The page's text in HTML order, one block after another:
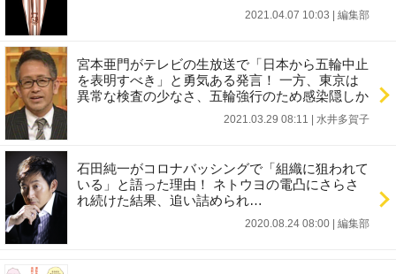
2021.04.07 10:03 編集部
宮本亜門がテレビの生放送で「日本から五輪中止
を表明すべき」と勇気ある発言！ 一方、東京は
異常な検査の少なさ、五輪強行のため感染隠しか
2021.03.29 08:11 水井多賀子
石田純一がコロナバッシングで「組織に狙われて
いる」と語った理由！ ネトウヨの電凸にさらさ
れ続けた結果、追い詰められ…
2020.08.24 08:00 編集部